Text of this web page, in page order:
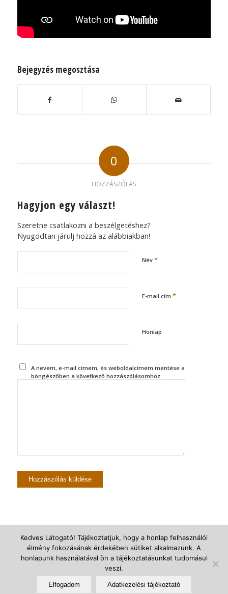
Bejegyzés megosztása
0
HOZZÁSZÓLÁS
Hagyjon egy választ!
Szeretne csatlakozni a beszélgetéshez?
Nyugodtan járulj hozzá az alábbiakban!
Név *
E-mail cím *
Honlap
A nevem, e-mail címem, és weboldalcímem mentése a
böngészőben a következő hozzászólásomhoz.
© Újszegedi Árpádházi Szent Erzsébet Plébánia - powered by Enfold
Adatkezelési Tájékoztató
Kedves Látogató! Tájékoztatjuk, hogy a honlap felhasználói
élmény fokozásának érdekében sütiket alkalmazunk. A
honlapunk használatával ön a tájékoztatásunkat tudomásul
veszi.
Elfogadom Adatkezelési tájékoztató